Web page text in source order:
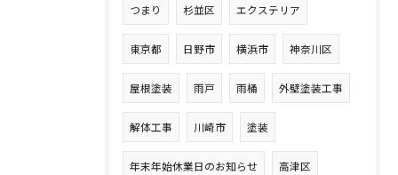
つまり 杉並区 エクステリア
東京都 日野市 横浜市 神奈川区
屋根塗装 雨戸 雨桶 外壁塗装工事
解体工事 川崎市 塗装
年末年始休業日のお知らせ 高津区